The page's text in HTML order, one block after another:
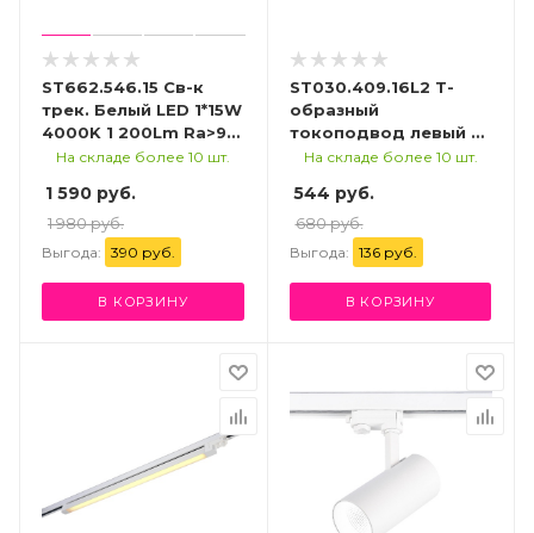
ST662.546.15 Св-к
трек. Белый LED 1*15W
4000K 1 200Lm Ra>90
48° IP20
265V Трехфазная
трековая система
На складе более 10 шт.
1 590 руб.
1 980 руб.
Выгода: 390 руб.
В КОРЗИНУ
ST030.409.16L2 Т-
образный
токоподвод левый 2
для трехфазного
Luce Черный
Трехфазная трековая
система
На складе более 10 шт.
544 руб.
680 руб.
Выгода: 136 руб.
В КОРЗИНУ